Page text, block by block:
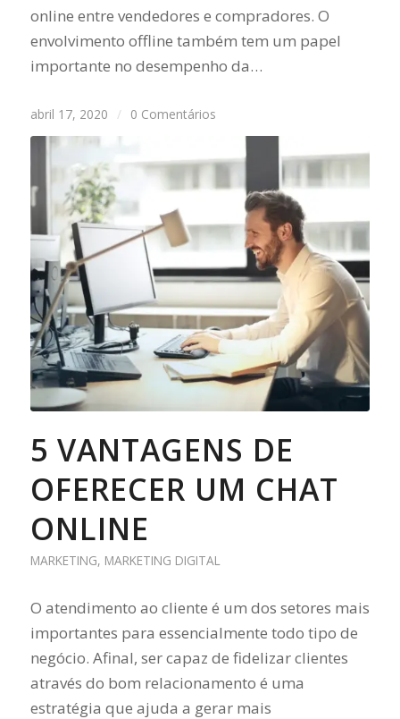
online entre vendedores e compradores. O
envolvimento offline também tem um papel
importante no desempenho da…
abril 17, 2020 / 0 Comentários
5 VANTAGENS DE
OFERECER UM CHAT
ONLINE
MARKETING, MARKETING DIGITAL
O atendimento ao cliente é um dos setores mais
importantes para essencialmente todo tipo de
negócio. Afinal, ser capaz de fidelizar clientes
através do bom relacionamento é uma
estratégia que ajuda a gerar mais